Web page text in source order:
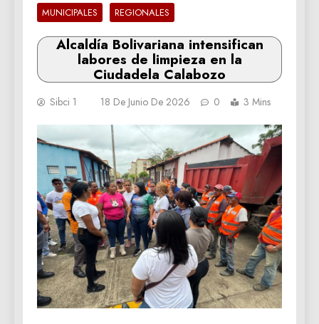
MUNICIPALES REGIONALES
Alcaldía Bolivariana intensifican
labores de limpieza en la
Ciudadela Calabozo
Sibci 1 18 De Junio De 2026 0 3 Mins